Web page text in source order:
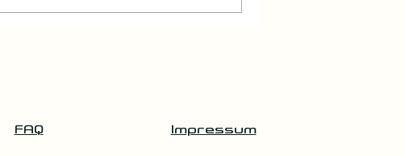
FAQ Impressum